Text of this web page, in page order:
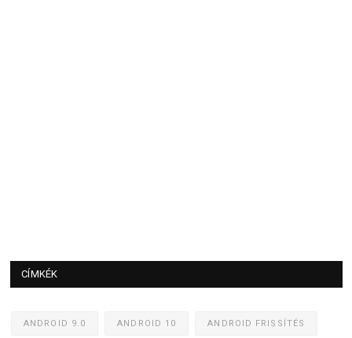
CÍMKÉK
ANDROID 9.0 ANDROID 10 ANDROID FRISSÍTÉS